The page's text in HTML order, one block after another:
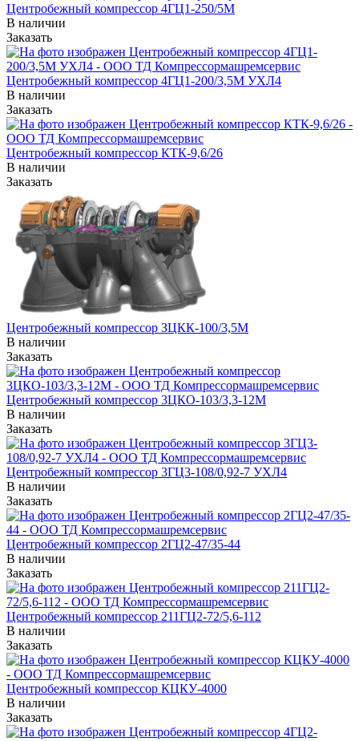
Центробежный компрессор 4ГЦ1-250/5М
В наличии
Заказать
Центробежный компрессор 4ГЦ1-200/3,5М УХЛ4
В наличии
Заказать
Центробежный компрессор КТК-9,6/26
В наличии
Заказать
Центробежный компрессор ЗЦКК-100/3,5М
В наличии
Заказать
Центробежный компрессор 3ЦКО-103/3,3-12М
В наличии
Заказать
Центробежный компрессор 3ГЦ3-108/0,92-7 УХЛ4
В наличии
Заказать
Центробежный компрессор 2ГЦ2-47/35-44
В наличии
Заказать
Центробежный компрессор 211ГЦ2-72/5,6-112
В наличии
Заказать
Центробежный компрессор КЦКУ-4000
В наличии
Заказать